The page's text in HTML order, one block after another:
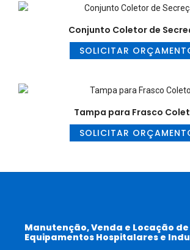
Conjunto Coletor de
SOLICITAR
Tampa para Frasco
SOLICITAR
Manutenção, Venda e Locação de
Equipamentos Hospitalares e